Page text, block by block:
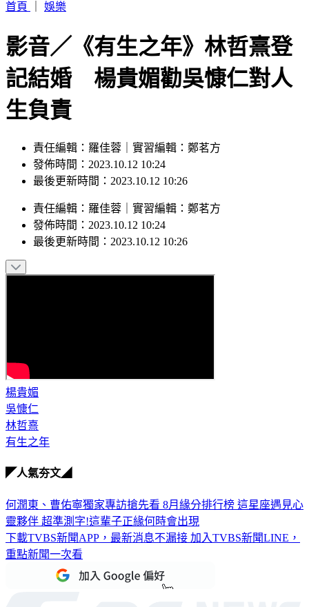
首頁
娛樂
影音／《有生之年》林哲熹登
記結婚 楊貴媚勸吳慷仁對人
生負責
責任編輯：羅佳蓉｜實習編輯：鄭茗方
發佈時間：2023.10.12 10:24
最後更新時間：2023.10.12 10:26
責任編輯 ： 羅佳蓉 實習編輯 ： 鄭茗方
發佈時間： 2023.10.12 10:24
最後更新時間： 2023.10.12 10:26
楊貴媚
吳慷仁
林哲熹
有生之年
◤人氣夯文◢
何潤東、曹佑寧獨家專訪搶先看 8月緣分排行榜 這星座遇見心
靈夥伴 超準測字!這輩子正緣何時會出現
下載TVBS新聞APP，最新消息不漏接 加入TVBS新聞LINE，
重點新聞一次看